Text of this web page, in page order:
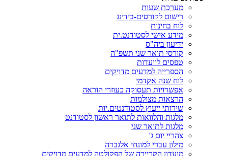
מערכת שעות
רישום לקורסים-בידינג
לוח בחינות
מידע אישי לסטודנט.ית
ידיעון ביה"ס
קורסי תואר שני תשפ"ה
טפסים לוועדות
הספרייה למדעים מדויקים
לוח שנה אקדמי
אפשרויות תעסוקה כעוזרי הוראה
הרצאות מצולמות
שירותי ייעוץ לסטודנטים.יות
מלגות והלוואות לתואר ראשון לסטודנט
מלגות לתואר שני
צהריי יום ג'
מילון עברי למונחי אלגברה
מועדון הקריירה של הפקולטה למדעים מדויקים